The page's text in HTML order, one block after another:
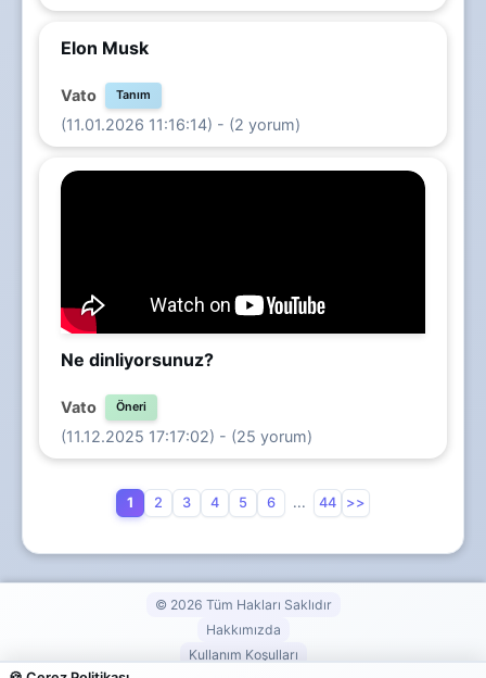
Elon Musk
Vato Tanım
(11.01.2026 11:16:14) - (2 yorum)
Ne dinliyorsunuz?
Vato Öneri
(11.12.2025 17:17:02) - (25 yorum)
1 2 3 4 5 6 ... 44 >>
© 2026 Tüm Hakları Saklıdır
Hakkımızda
Kullanım Koşulları